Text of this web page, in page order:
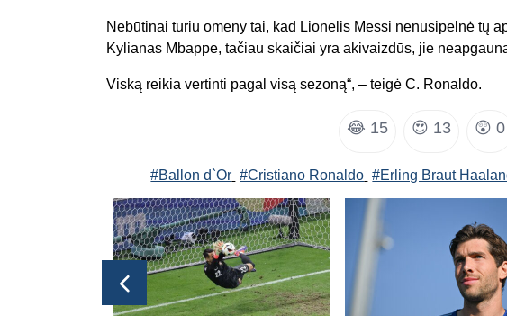
Nebūtinai turiu omeny tai, kad Lionelis Messi nenusipelnė tų
Kylianas Mbappe, tačiau skaičiai yra akivaizdūs, jie
Viską reikia vertinti pagal visą sezoną“, – teigė C. Ronaldo.
😂 15 😍 13 😲 0
#Ballon d`Or #Cristiano Ronaldo #Erling Braut